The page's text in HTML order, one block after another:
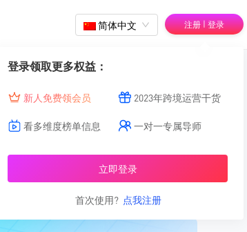
简体中文 注册 | 登录
登录领取更多权益：
新人免费领会员 2023年跨境运营干货
看多维度榜单信息 一对一专属导师
立即登录
首次使用? 点我注册